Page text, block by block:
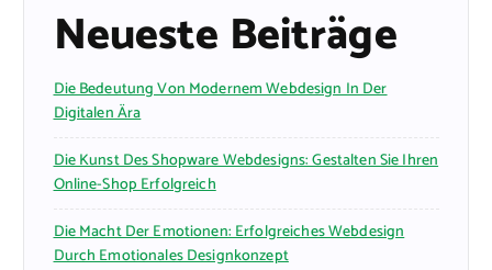
Neueste Beiträge
Die Bedeutung Von Modernem Webdesign In Der
Digitalen Ära
Die Kunst Des Shopware Webdesigns: Gestalten Sie Ihren
Online-Shop Erfolgreich
Die Macht Der Emotionen: Erfolgreiches Webdesign
Durch Emotionales Designkonzept